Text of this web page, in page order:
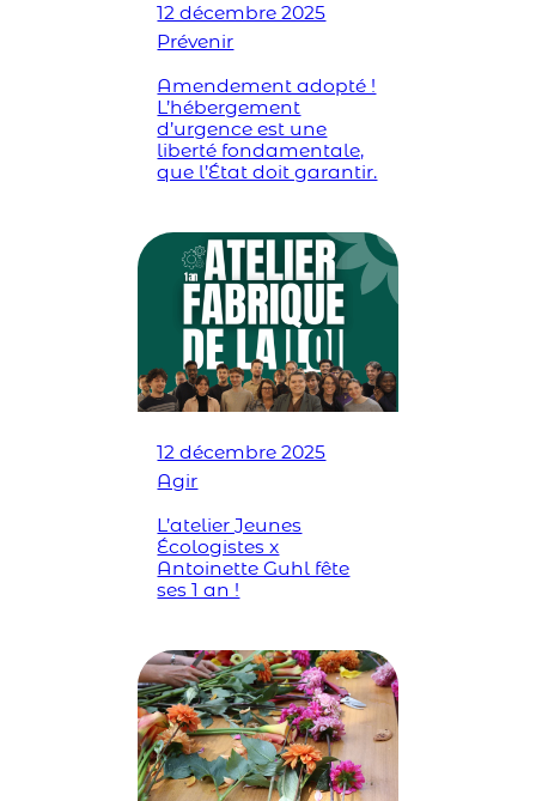
12 décembre 2025
Prévenir
Amendement adopté !
L’hébergement
d’urgence est une
liberté fondamentale,
que l’État doit garantir.
12 décembre 2025
Agir
L’atelier Jeunes
Écologistes x
Antoinette Guhl fête
ses 1 an !